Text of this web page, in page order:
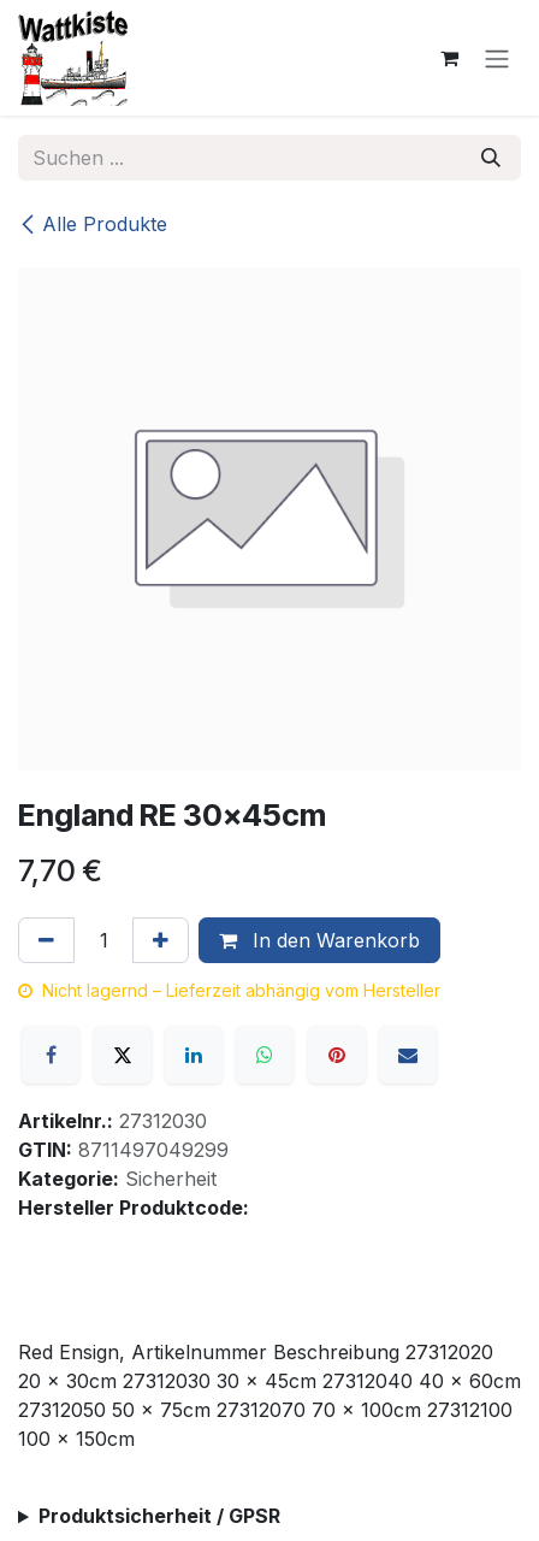
Zum Inhalt springen
Alle Produkte
England RE 30x45cm
7,70 €
In den Warenkorb
Nicht lagernd – Lieferzeit abhängig vom Hersteller
Artikelnr.: 27312030
GTIN: 8711497049299
Kategorie: Sicherheit
Hersteller Produktcode:
Red Ensign, Artikelnummer Beschreibung 27312020
20 x 30cm 27312030 30 x 45cm 27312040 40 x 60cm
27312050 50 x 75cm 27312070 70 x 100cm 27312100
100 x 150cm
Produktsicherheit / GPSR